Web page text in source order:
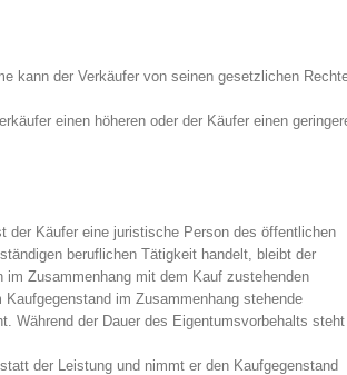
kann der Verkäufer von seinen gesetzlichen
einen höheren oder der Käufer einen
der Käufer eine juristische Person des öffentlichen
beruflichen Tätigkeit handelt, bleibt der
Zusammenhang mit dem Kauf zustehenden
im Zusammenhang stehende
Während der Dauer des Eigentumsvorbehalts
der Leistung und nimmt er den Kaufgegenstand